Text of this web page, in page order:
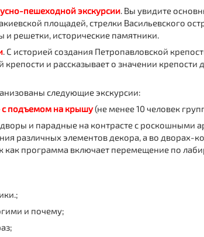
пешеходной экскурсии. Вы увидите
площадей, стрелки Васильевского
решетки, исторические памятники.
. С историей создания Петропавловской
и рассказывает о значении
следующие экскурсии:
с подъемом на крышу(не менее 10 человек
и парадные на контрасте с роскошными
различных элементов декора, а во
как программа включает перемещение по
и почему;